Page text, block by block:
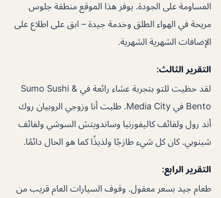
المساومة على الجودة. يوفر هذا الموقع منطقة جلوس
مريحة في الهواء الطلق وخدمة جيدة – ابق على اطلاع على
الإضافات الشهرية الشهرية.
التقرير الثالث:
لقد حظيت للتو بتجربة عشاء رائعة في Sumo Sushi &
Bento في Media City. طلبت أنا وزوجي الروبيان روك
أند رول ولفائف كاليفورنيا وساندويتش السوشي ولفائف
شينوبي. كان كل شيء طازجًا ولذيذًا كما هو الحال دائمًا.
التقرير الرابع:
طعام جيد بسعر معقول. وقوف السيارات العام قريب من